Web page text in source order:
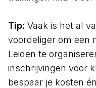
Tip: Vaak is het al
voordeliger om een
Leiden te
inschrijvingen voor
bespaar je kosten